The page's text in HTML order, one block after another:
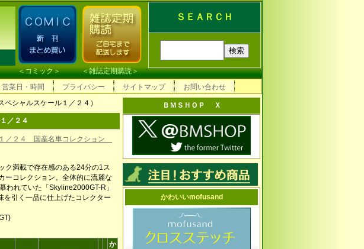
ＳＥＡＲＣＨ
コミック＞ ＜雑誌定期購読＞
営業日・時間 プライバシー サイトマップ お問い合わせ
シャルスケール１／２４）
／２４
／２４ 国産名車コレクション
ク満載で存在感のある24分の1ス
ーコレクション。全体的に流麗な
われていた「Skyline2000GT-R」
を引く一品に仕上げたコレクター
か
ＢＭＳＨＯＰ Ｘ
かわいいmofusand